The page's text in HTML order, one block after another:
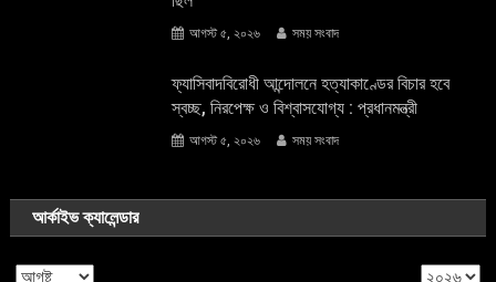
আগস্ট ৫, ২০২৬ সময় সংবাদ
ফ্যাসিবাদবিরোধী আন্দোলনে হত্যাকাণ্ডের বিচার হবে
স্বচ্ছ, নিরপেক্ষ ও বিশ্বাসযোগ্য : প্রধানমন্ত্রী
আগস্ট ৫, ২০২৬ সময় সংবাদ
আর্কাইভ ক্যালেন্ডার